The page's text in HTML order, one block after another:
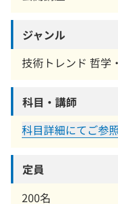
ジャンル
技術トレンド 哲学
科目・講師
科目詳細にてご参
定員
200名